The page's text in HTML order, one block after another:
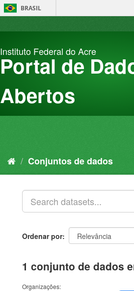
Pular
para
BRASIL
Instituto Federal do Acre
Portal de
Abertos
Conjuntos de dados
Ordenar por
1 conjunto de dados
Organizações: